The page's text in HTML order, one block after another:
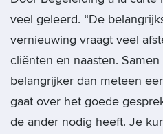
veel geleerd. “De
vernieuwing vraagt veel
cliënten en naasten.
belangrijker dan meteen
gaat over het goede
de ander nodig heeft. Je